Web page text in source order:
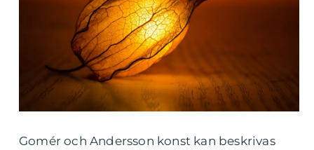
Gomér och Andersson konst kan beskrivas